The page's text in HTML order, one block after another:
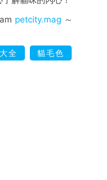
petcity.mag ～
全
貓毛色